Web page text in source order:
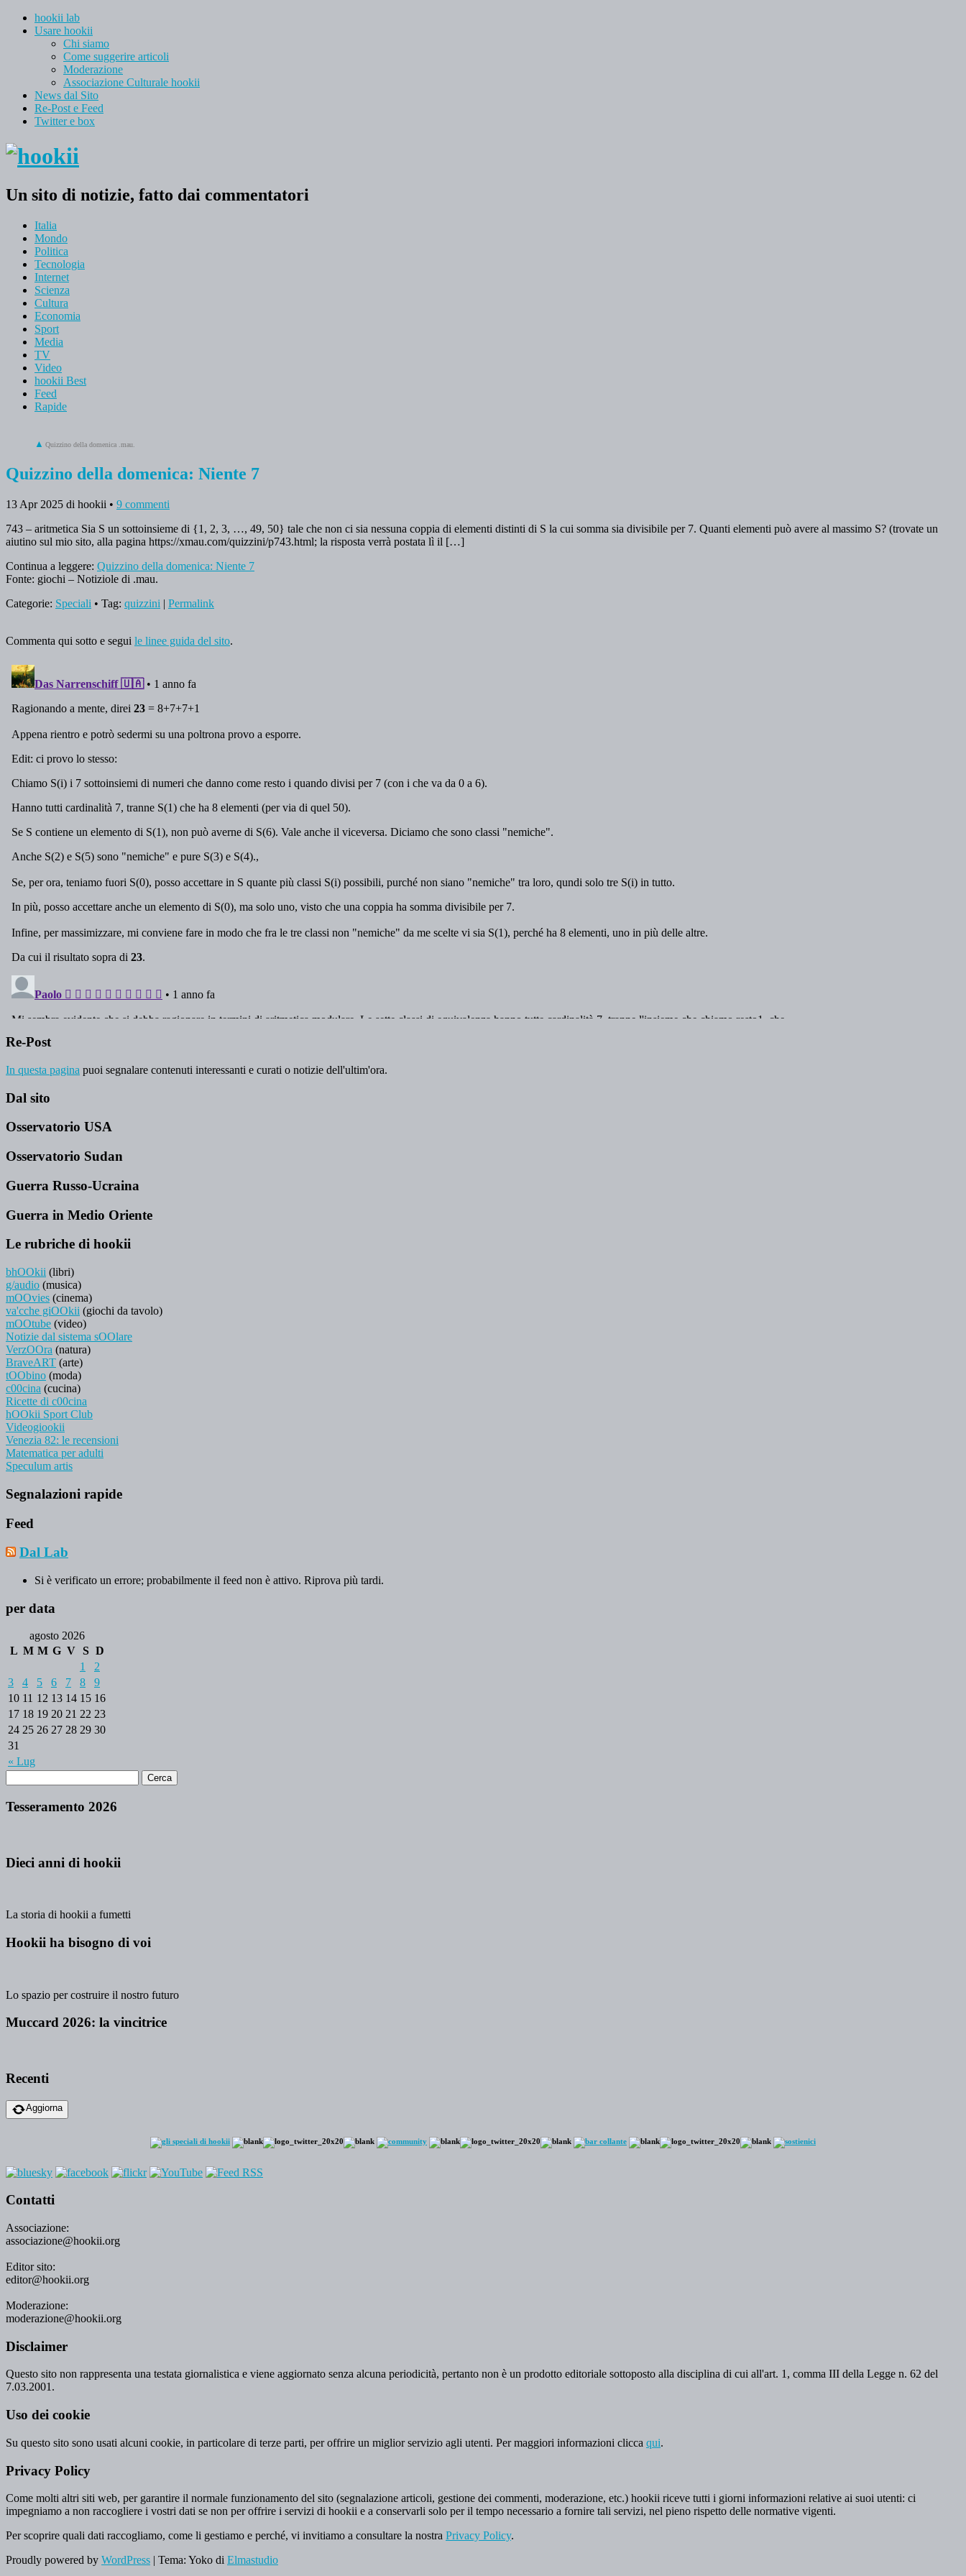
hookii lab
Usare hookii
Chi siamo
Come suggerire articoli
Moderazione
Associazione Culturale hookii
News dal Sito
Re-Post e Feed
Twitter e box
Un sito di notizie, fatto dai commentatori
Italia
Mondo
Politica
Tecnologia
Internet
Scienza
Cultura
Economia
Sport
Media
TV
Video
hookii Best
Feed
Rapide
Quizzino della domenica .mau.
Quizzino della domenica: Niente 7
13 Apr 2025 di hookii • 9 commenti
743 – aritmetica Sia S un sottoinsieme di {1, 2, 3, …, 49, 50} tale che non ci sia nessuna coppia di elementi distinti di S la cui somma sia divisibile per 7. Quanti elementi può avere al massimo S? (trovate un
aiutino sul mio sito, alla pagina https://xmau.com/quizzini/p743.html; la risposta verrà postata lì il […]
Continua a leggere: Quizzino della domenica: Niente 7
Fonte: giochi – Notiziole di .mau.
Categorie: Speciali • Tag: quizzini | Permalink
Commenta qui sotto e segui le linee guida del sito.
Re-Post
In questa pagina puoi segnalare contenuti interessanti e curati o notizie dell'ultim'ora.
Dal sito
Osservatorio USA
Osservatorio Sudan
Guerra Russo-Ucraina
Guerra in Medio Oriente
Le rubriche di hookii
bhOOkii (libri)
g/audio (musica)
mOOvies (cinema)
va'cche giOOkii (giochi da tavolo)
mOOtube (video)
Notizie dal sistema sOOlare
VerzOOra (natura)
BraveART (arte)
tOObino (moda)
c00cina (cucina)
Ricette di c00cina
hOOkii Sport Club
Videogiookii
Venezia 82: le recensioni
Matematica per adulti
Speculum artis
Segnalazioni rapide
Feed
Dal Lab
Si è verificato un errore; probabilmente il feed non è attivo. Riprova più tardi.
per data
agosto 2026
L M M G V S D
« Lug
1
2
3
4 5 6 7 8
9
10 11 12 13 14 15 16
17 18 19 20 21 22 23
24 25 26 27 28 29 30
31
Tesseramento 2026
Dieci anni di hookii
La storia di hookii a fumetti
Hookii ha bisogno di voi
Lo spazio per costruire il nostro futuro
Muccard 2026: la vincitrice
Recenti
Aggiorna
Contatti
Associazione:
associazione@hookii.org
Editor sito:
editor@hookii.org
Moderazione:
moderazione@hookii.org
Disclaimer
Questo sito non rappresenta una testata giornalistica e viene aggiornato senza alcuna periodicità, pertanto non è un prodotto editoriale sottoposto alla disciplina di cui all'art. 1, comma III della Legge n. 62 del
7.03.2001.
Uso dei cookie
Su questo sito sono usati alcuni cookie, in particolare di terze parti, per offrire un miglior servizio agli utenti. Per maggiori informazioni clicca qui.
Privacy Policy
Come molti altri siti web, per garantire il normale funzionamento del sito (segnalazione articoli, gestione dei commenti, moderazione, etc.) hookii riceve tutti i giorni informazioni relative ai suoi utenti: ci
impegniamo a non raccogliere i vostri dati se non per offrire i servizi di hookii e a conservarli solo per il tempo necessario a fornire tali servizi, nel pieno rispetto delle normative vigenti.
Per scoprire quali dati raccogliamo, come li gestiamo e perché, vi invitiamo a consultare la nostra Privacy Policy.
Proudly powered by WordPress | Tema: Yoko di Elmastudio